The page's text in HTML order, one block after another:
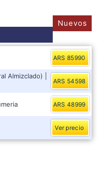
Nuevos
ARS 85990
Almizclado) |
ARS 54598
ARS 48999
Ver precio